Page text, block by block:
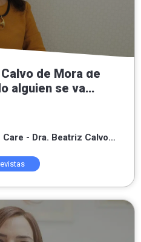
de Mora de
alguien se va
escuchar,
- Dra. Beatriz Calvo